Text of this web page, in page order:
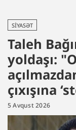
SIYASƏT
Taleh
yoldaşı:
çıxışına
5 Avqust 2026